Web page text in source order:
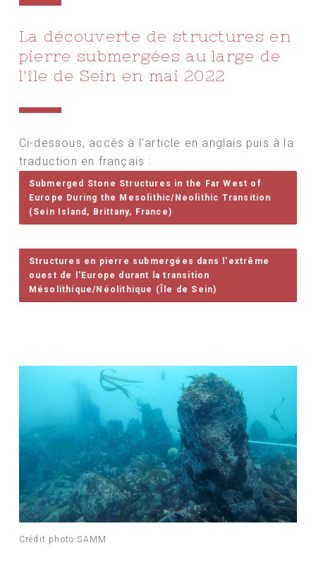
La découverte de structures en
pierre submergées au large de
l'île de Sein en mai 2022
Ci-dessous, accès à l’article en anglais puis à la
traduction en français :
Submerged Stone Structures in the Far West of
Europe During the Mesolithic/Neolithic Transition
(Sein Island, Brittany, France)
Structures en pierre submergées dans l'extrême
ouest de l'Europe durant la transition
Mésolithique/Néolithique (Île de Sein)
Crédit photo SAMM